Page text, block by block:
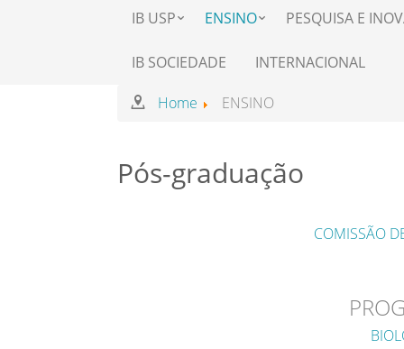
IB USP ENSINO PESQUISA E
IB SOCIEDADE INTERNACIONAL
Home ENSINO
Pós-graduação
COMISSÃO